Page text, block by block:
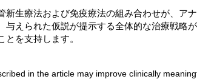
新生療法および免疫療法の組み合わせが、ア
与えられた仮説が提示する全体的な治療戦略
を支持します。
in the article may improve clinically